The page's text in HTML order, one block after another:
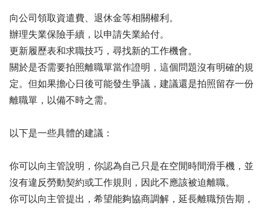
向公司領取資遣費、退休金等相關權利。
辦理失業保險手續，以申請失業給付。
更新履歷表和求職技巧，尋找新的工作機會。
關於是否需要拍照離職單當作證明，這個問題沒有明確的規
定。但如果擔心日後可能發生爭議，建議還是拍照留存一份
離職單，以備不時之需。
以下是一些具體的建議：
你可以向主管說明，你認為自己只是在空閒時間滑手機，並
沒有違反勞動契約或工作規則，因此不應該被迫離職。
你可以向主管提出，希望能夠協商調解，延長離職預告期，